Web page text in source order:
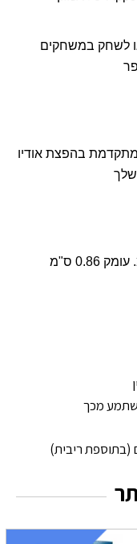
לשחק במשחקים
בהפצת אודיו
מכך